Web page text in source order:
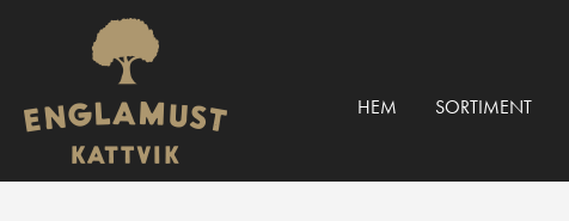
HEM SORTIMENT